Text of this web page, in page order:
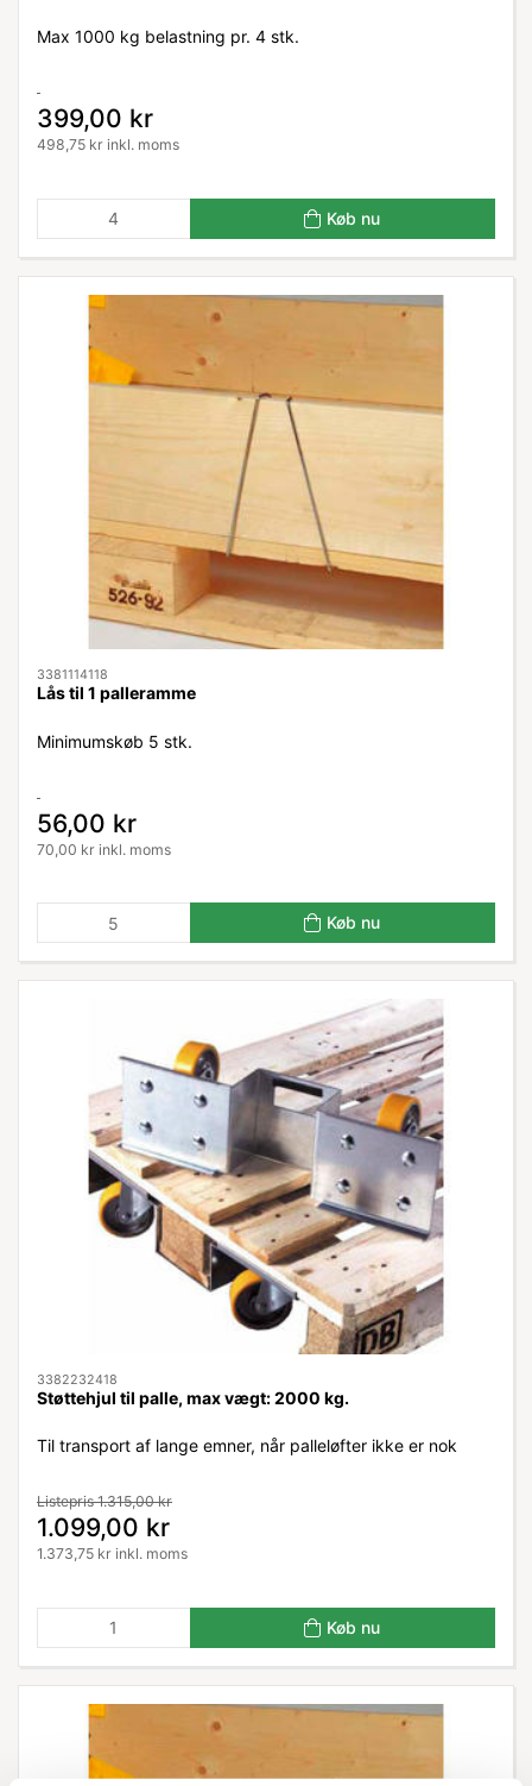
Max 1000 kg belastning pr. 4 stk.
399,00 kr
498,75 kr inkl. moms
Køb nu
3381114118
Lås til 1 palleramme
Minimumskøb 5 stk.
56,00 kr
70,00 kr inkl. moms
Køb nu
3382232418
Støttehjul til palle, max vægt: 2000 kg.
Til transport af lange emner, når palleløfter ikke er nok
Listepris 1.315,00 kr
1.099,00 kr
1.373,75 kr inkl. moms
Køb nu